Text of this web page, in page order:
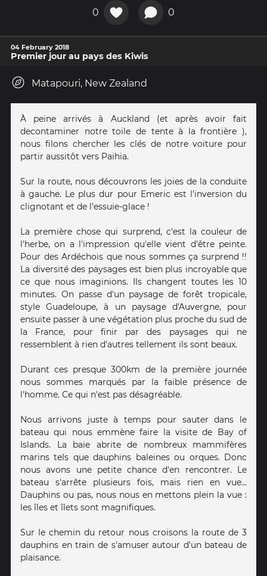
0 0
04 February 2018
Premier jour au pays des Kiwis
Matapouri, New Zealand
À peine arrivés à Auckland (et après avoir fait
decontaminer notre toile de tente à la frontière ),
nous filons chercher les clés de notre voiture pour
partir aussitôt vers Paihia.
Sur la route, nous découvrons les joies de la conduite
à gauche. Le plus dur pour Emeric est l'inversion du
clignotant et de l'essuie-glace !
La première chose qui surprend, c'est la couleur de
l'herbe, on a l'impression qu'elle vient d'être peinte.
Pour des Ardéchois que nous sommes ça surprend !!
La diversité des paysages est bien plus incroyable que
ce que nous imaginions. Ils changent toutes les 10
minutes. On passe d'un paysage de forêt tropicale,
style Guadeloupe, à un paysage d'Auvergne, pour
ensuite passer à une végétation plus proche du sud de
la France, pour finir par des paysages qui ne
ressemblent à rien d'autres tellement ils sont beaux.
Durant ces presque 300km de la première journée
nous sommes marqués par la faible présence de
l'homme. Ce qui n'est pas désagréable.
Nous arrivons juste à temps pour sauter dans le
bateau qui nous emmène faire la visite de Bay of
Islands. La baie abrite de nombreux mammifères
marins tels que dauphins baleines ou orques. Donc
nous avons une petite chance d'en rencontrer. Le
bateau s'arrête plusieurs fois, mais rien en vue...
Dauphins ou pas, nous nous en mettons plein la vue :
les îles et îlets sont magnifiques.
Sur le chemin du retour nous croisons la route de 3
dauphins en train de s'amuser autour d'un bateau de
plaisance.